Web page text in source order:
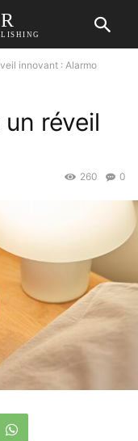
innovant : Alarmo
réveil
0
260